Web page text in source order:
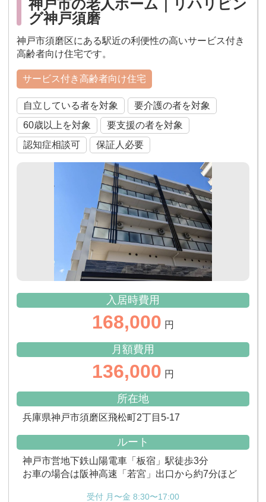
神戸市の老人ホーム｜リハリビン
グ神戸須磨
神戸市須磨区にある駅近の利便性の高いサービス付き
高齢者向け住宅です。
サービス付き高齢者向け住宅
自立している者を対象
要介護の者を対象
60歳以上を対象
要支援の者を対象
認知症相談可
保証人必要
入居時費用
168,000 円
月額費用
136,000 円
所在地
兵庫県神戸市須磨区飛松町2丁目5-17
ルート
神戸市営地下鉄山陽電車「板宿」駅徒歩3分
お車の場合は阪神高速「若宮」出口から約7分ほど
受付 月〜金 8:30〜17:00